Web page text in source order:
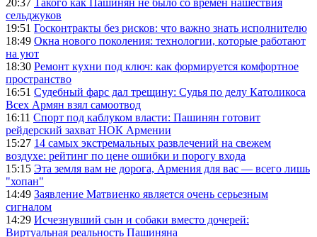
20:37
Такого как Пашинян не было со времен нашествия
сельджуков
19:51 Госконтракты без рисков: что важно знать исполнителю
18:49 Окна нового поколения: технологии, которые работают
на уют
18:30 Ремонт кухни под ключ: как формируется комфортное
пространство
16:51 Судебный фарс дал трещину: Судья по делу Католикоса
Всех Армян взял самоотвод
16:11 Спорт под каблуком власти: Пашинян готовит
рейдерский захват НОК Армении
15:27 14 самых экстремальных развлечений на свежем
воздухе: рейтинг по цене ошибки и порогу входа
15:15 Эта земля вам не дорога, Армения для вас — всего лишь
"хопан"
14:49 Заявление Матвиенко является очень серьезным
сигналом
14:29 Исчезнувший сын и собаки вместо дочерей:
Виртуальная реальность Пашиняна